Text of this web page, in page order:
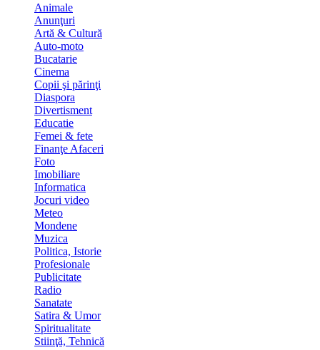
Animale
Anunţuri
Artă & Cultură
Auto-moto
Bucatarie
Cinema
Copii şi părinţi
Diaspora
Divertisment
Educatie
Femei & fete
Finanţe Afaceri
Foto
Imobiliare
Informatica
Jocuri video
Meteo
Mondene
Muzica
Politica, Istorie
Profesionale
Publicitate
Radio
Sanatate
Satira & Umor
Spiritualitate
Stiinţă, Tehnică